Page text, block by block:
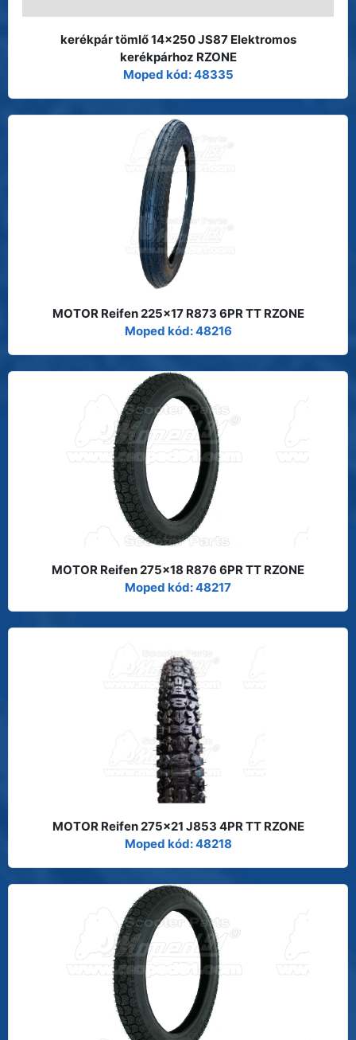
kerékpár tömlő 14x250 JS87 Elektromos
kerékpárhoz RZONE
Moped kód: 48335
MOTOR Reifen 225x17 R873 6PR TT RZONE
Moped kód: 48216
MOTOR Reifen 275x18 R876 6PR TT RZONE
Moped kód: 48217
MOTOR Reifen 275x21 J853 4PR TT RZONE
Moped kód: 48218